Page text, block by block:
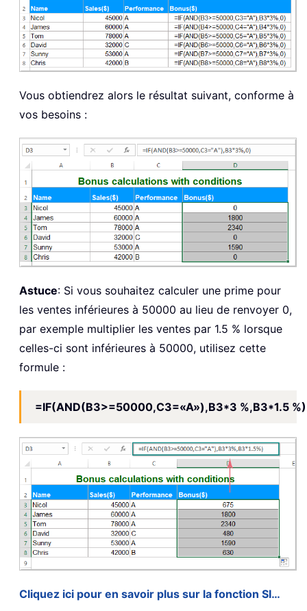
Vous obtiendrez alors le résultat suivant, conforme à
vos besoins :
Astuce: Si vous souhaitez calculer une prime pour
les ventes inférieures à 50000 au lieu de renvoyer 0,
par exemple multiplier les ventes par 1.5 % lorsque
celles-ci sont inférieures à 50000, utilisez cette
formule :
=IF(AND(B3>=50000,C3=«A»),B3*3 %,B3*1.5 %)
Cliquez ici pour en savoir plus sur la fonction SI…